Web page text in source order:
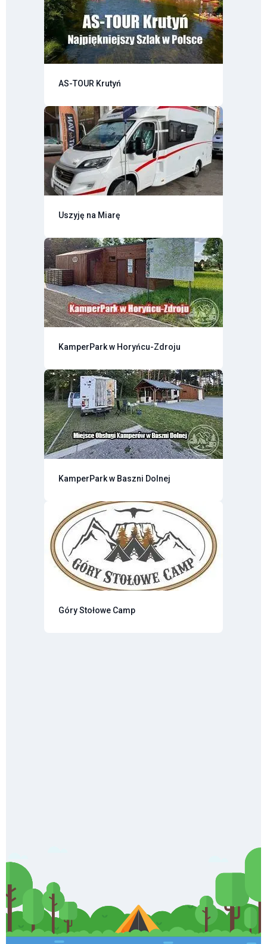
AS-TOUR Krutyń
Uszyję na Miarę
KamperPark w Horyńcu-Zdroju
KamperPark w Baszni Dolnej
Góry Stołowe Camp